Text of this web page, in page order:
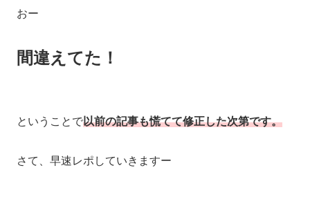
おー
間違えてた！
ということで以前の記事も慌てて修正した次第です。
さて、早速レポしていきますー